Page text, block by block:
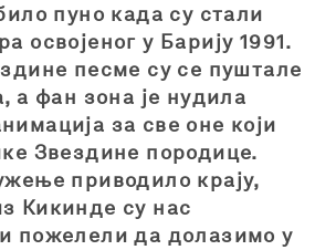
пуно када су стали
освојеног у Барију 1991.
песме су се пуштале
а фан зона је нудила
за све оне који
Звездине породице.
приводило крају,
Кикинде су нас
пожелели да долазимо у